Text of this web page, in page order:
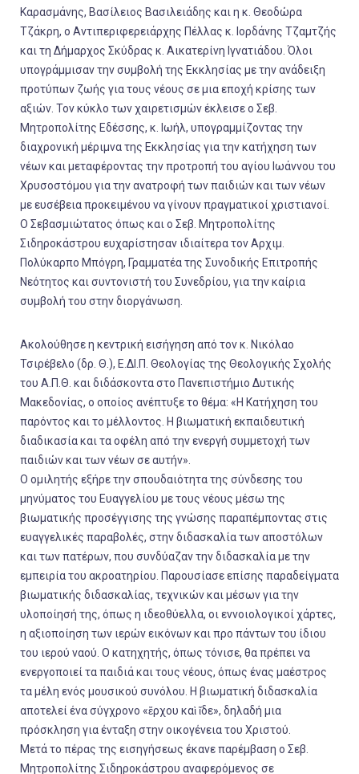
Καρασμάνης, Βασίλειος Βασιλειάδης και η κ. Θεοδώρα
Τζάκρη, ο Αντιπεριφερειάρχης Πέλλας κ. Ιορδάνης Τζαμτζής
και τη Δήμαρχος Σκύδρας κ. Αικατερίνη Ιγνατιάδου. Όλοι
υπογράμμισαν την συμβολή της Εκκλησίας με την ανάδειξη
προτύπων ζωής για τους νέους σε μια εποχή κρίσης των
αξιών. Τον κύκλο των χαιρετισμών έκλεισε ο Σεβ.
Μητροπολίτης Εδέσσης, κ. Ιωήλ, υπογραμμίζοντας την
διαχρονική μέριμνα της Εκκλησίας για την κατήχηση των
νέων και μεταφέροντας την προτροπή του αγίου Ιωάννου του
Χρυσοστόμου για την ανατροφή των παιδιών και των νέων
με ευσέβεια προκειμένου να γίνουν πραγματικοί χριστιανοί.
Ο Σεβασμιώτατος όπως και ο Σεβ. Μητροπολίτης
Σιδηροκάστρου ευχαρίστησαν ιδιαίτερα τον Αρχιμ.
Πολύκαρπο Μπόγρη, Γραμματέα της Συνοδικής Επιτροπής
Νεότητος και συντονιστή του Συνεδρίου, για την καίρια
συμβολή του στην διοργάνωση.
Ακολούθησε η κεντρική εισήγηση από τον κ. Νικόλαο
Τσιρέβελο (δρ. Θ.), Ε.ΔΙ.Π. Θεολογίας της Θεολογικής Σχολής
του Α.Π.Θ. και διδάσκοντα στο Πανεπιστήμιο Δυτικής
Μακεδονίας, ο οποίος ανέπτυξε το θέμα: «Η Κατήχηση του
παρόντος και το μέλλοντος. Η βιωματική εκπαιδευτική
διαδικασία και τα οφέλη από την ενεργή συμμετοχή των
παιδιών και των νέων σε αυτήν».
Ο ομιλητής εξήρε την σπουδαιότητα της σύνδεσης του
μηνύματος του Ευαγγελίου με τους νέους μέσω της
βιωματικής προσέγγισης της γνώσης παραπέμποντας στις
ευαγγελικές παραβολές, στην διδασκαλία των αποστόλων
και των πατέρων, που συνδύαζαν την διδασκαλία με την
εμπειρία του ακροατηρίου. Παρουσίασε επίσης παραδείγματα
βιωματικής διδασκαλίας, τεχνικών και μέσων για την
υλοποίησή της, όπως η ιδεοθύελλα, οι εννοιολογικοί χάρτες,
η αξιοποίηση των ιερών εικόνων και προ πάντων του ίδιου
του ιερού ναού. Ο κατηχητής, όπως τόνισε, θα πρέπει να
ενεργοποιεί τα παιδιά και τους νέους, όπως ένας μαέστρος
τα μέλη ενός μουσικού συνόλου. Η βιωματική διδασκαλία
αποτελεί ένα σύγχρονο «ἔρχου καὶ ἴδε», δηλαδή μια
πρόσκληση για ένταξη στην οικογένεια του Χριστού.
Μετά το πέρας της εισηγήσεως έκανε παρέμβαση ο Σεβ.
Μητροπολίτης Σιδηροκάστρου αναφερόμενος σε